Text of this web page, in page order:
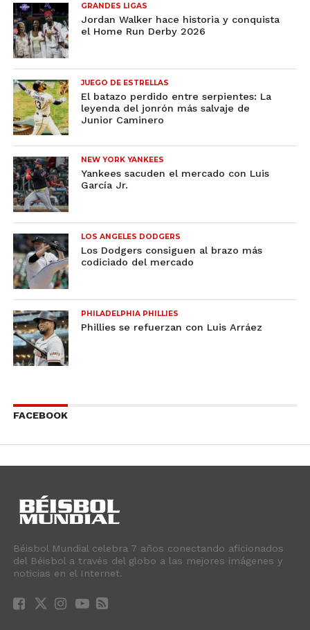
GRANDES LIGAS
Jordan Walker hace historia y conquista
el Home Run Derby 2026
JUEGO DE ESTRELLAS
El batazo perdido entre serpientes: La
leyenda del jonrón más salvaje de
Junior Caminero
NEW YORK YANKEES
Yankees sacuden el mercado con Luis
García Jr.
LOS ANGELES DODGERS
Los Dodgers consiguen al brazo más
codiciado del mercado
PHILADELPHIA PHILLIES
Phillies se refuerzan con Luis Arráez
FACEBOOK
Béisbol Mundial celebra 7 años conectando aficionados
del Béisbol a través del globo a las mejores imágenes y
noticias en el Internet.